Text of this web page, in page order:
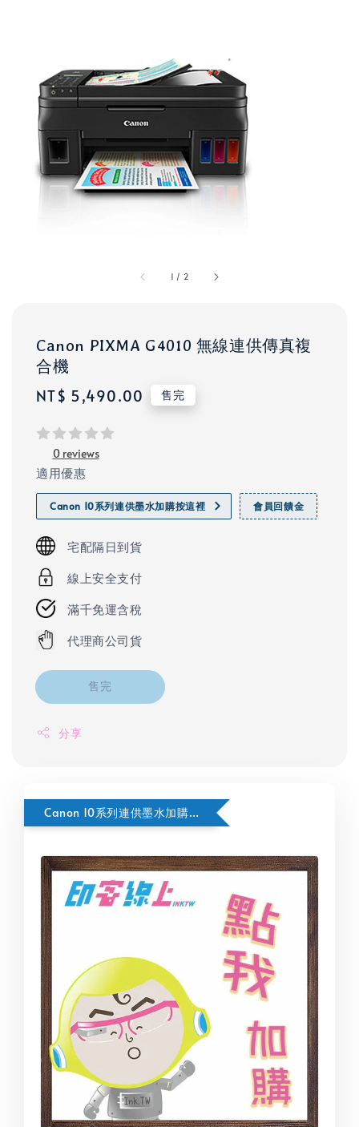
1 / 2
Canon PIXMA G4010 無線連供傳真複
合機
Regular
NT$ 5,490.00 售完
0 reviews
適用優惠
Canon 10系列連供墨水加購按這裡 會員回饋金
宅配隔日到貨
線上安全支付
滿千免運含稅
代理商公司貨
售完
分享
Canon 10系列連供墨水加購按這裡